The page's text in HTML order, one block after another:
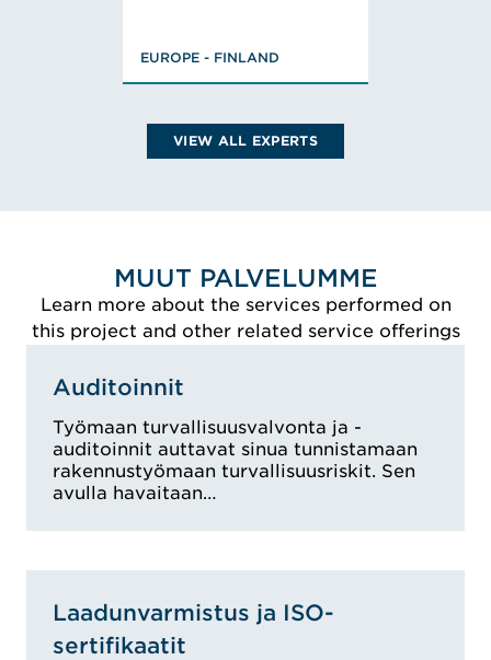
EUROPE - FINLAND
Civil Engineering,
FISE Designer of
PV)
VIEW ALL EXPERTS
MUUT PALVELUMME
Learn more about the services performed on
this project and other related service offerings
Auditoinnit
Työmaan turvallisuusvalvonta ja -
auditoinnit auttavat sinua tunnistamaan
rakennustyömaan turvallisuusriskit. Sen
avulla havaitaan…
Laadunvarmistus ja ISO-
sertifikaatit